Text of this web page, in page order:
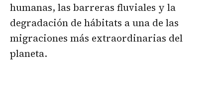
humanas, las barreras fluviales y la
degradación de hábitats a una de las
migraciones más extraordinarias del
planeta.